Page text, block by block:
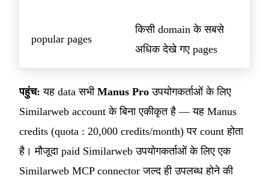
popular pages
किसी domain के सबसे
अधिक देखे गए pages
पहुंच: यह data सभी Manus Pro उपयोगकर्ताओं के लिए
Similarweb account के बिना एकीकृत है — यह Manus
credits (quota : 20,000 credits/month) पर count होता
है। मौजूदा paid Similarweb उपयोगकर्ताओं के लिए एक
Similarweb MCP connector जल्द ही उपलब्ध होने की